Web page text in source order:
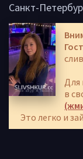
Cанкт-
Для
в
Это легко и